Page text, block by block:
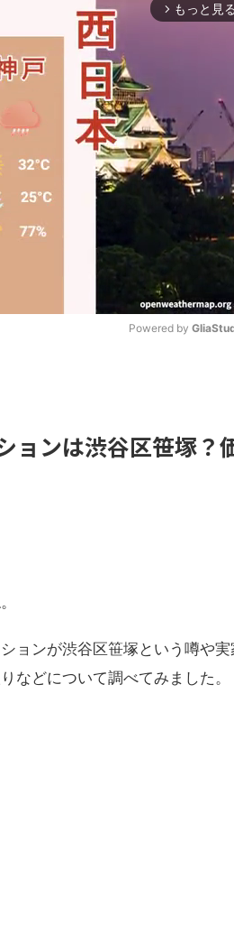
arrow_forward_ios もっと見る
e
Powered by
ョンは渋谷区笹塚？
ョンが渋谷区笹塚という噂や実
などについて調べてみました。